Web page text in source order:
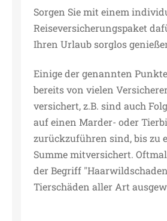
Sorgen Sie mit einem
Reiseversicherungspaket
Ihren Urlaub sorglos
Einige der genannten
bereits von vielen
versichert, z.B. sind auch
auf einen Marder- oder
zurückzuführen sind, bis zu
Summe mitversichert.
der Begriff
Tierschäden aller Art